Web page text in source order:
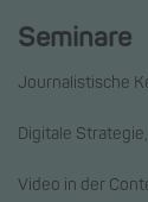
Seminare
Journalistische
Digitale
Video in der